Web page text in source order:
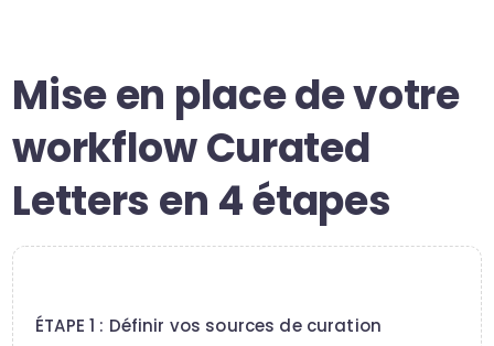
Mise en place de votre
workflow Curated
Letters en 4 étapes
ÉTAPE 1 : Définir vos sources de curation